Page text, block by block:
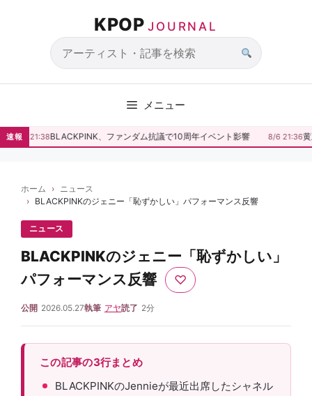
キ
ッ
KPOP JOURNAL
サ
検
索
メニュー
速報
8/6 21:38BLACKPINK、ファンダム抗議で10周年イベント影響 8/6 21:36黄
ホーム
ニュース
BLACKPINKのジェニー「恥ずかしい」パフォーマンス反響
ニュース
BLACKPINKのジェニー「恥ずかしい」
パフォーマンス反響
♡
公開 2026.05.27執筆 アヤ読了 2分
この記事の3行まとめ
BLACKPINKのJennieが最近出席したシャネル